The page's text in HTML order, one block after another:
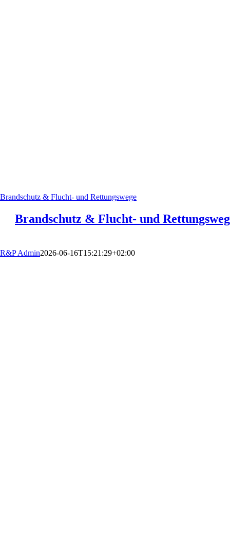
Brandschutz & Flucht- und Rettungswege
Brandschutz & Flucht- und
R&P Admin2026-06-16T15:21:29+02:00